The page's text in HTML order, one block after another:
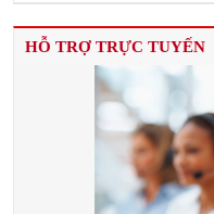
HỖ TRỢ TRỰC TUYẾN